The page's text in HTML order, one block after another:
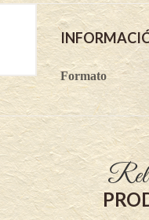
quantity
Formato